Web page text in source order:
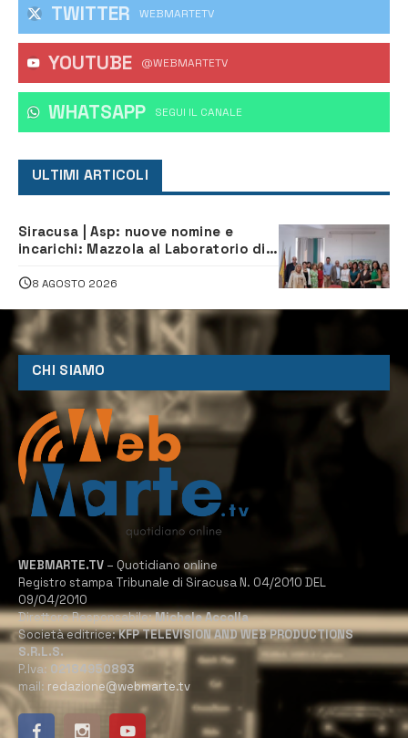
TWITTER WEBMARTETV
YOUTUBE @WEBMARTETV
WHATSAPP ‎SEGUI IL CANALE
ULTIMI ARTICOLI
Siracusa | Asp: nuove nomine e
incarichi: Mazzola al Laboratorio di
Servizio Legale
8 AGOSTO 2026
CHI SIAMO
WEBMARTE.TV – Quotidiano online
Registro stampa Tribunale di Siracusa N. 04/2010 DEL
09/04/2010
Direttore Responsabile:Michele Accolla
Società editrice:KFP TELEVISION AND WEB PRODUCTIONS
S.R.L.S.
P.Iva: 02184950893
mail: redazione@webmarte.tv